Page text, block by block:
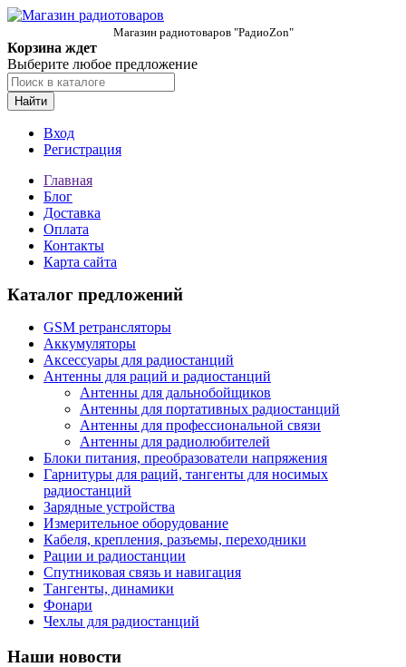
Магазин радиотоваров "РадиоZon"
Корзина ждет
Выберите любое предложение
Найти
Вход
Регистрация
Главная
Блог
Доставка
Оплата
Контакты
Карта сайта
Каталог предложений
GSM ретрансляторы
Аккумуляторы
Аксессуары для радиостанций
Антенны для раций и радиостанций
Антенны для дальнобойщиков
Антенны для портативных радиостанций
Антенны для профессиональной связи
Антенны для радиолюбителей
Блоки питания, преобразователи напряжения
Гарнитуры для раций, тангенты для носимых
радиостанций
Зарядные устройства
Измерительное оборудование
Кабеля, крепления, разъемы, переходники
Рации и радиостанции
Спутниковая связь и навигация
Тангенты, динамики
Фонари
Чехлы для радиостанций
Наши новости